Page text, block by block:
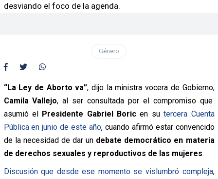
desviando el foco de la agenda.
Género
“La Ley de Aborto va”, dijo la ministra vocera de Gobierno,
Camila Vallejo, al ser consultada por el compromiso que
asumió el Presidente Gabriel Boric en sutercera Cuenta
Pública en junio de este año, cuando afirmó estar convencido
de la necesidad de dar un debate democrático en materia
de derechos sexuales y reproductivos de las mujeres.
Discusión que desde ese momento se vislumbró compleja,